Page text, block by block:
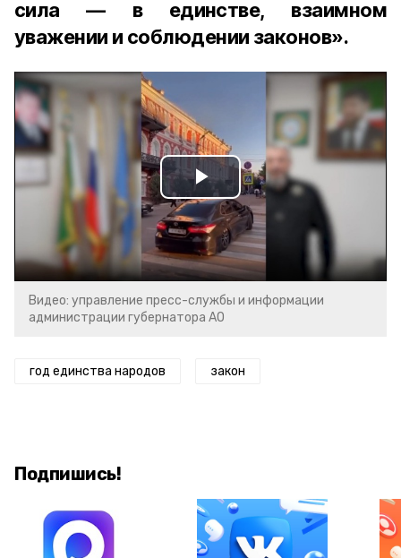
сила — в единстве, взаимном
уважении и соблюдении законов».
Play
Video
Видео: управление пресс-службы и информации
администрации губернатора АО
год единства народов закон
Подпишись!